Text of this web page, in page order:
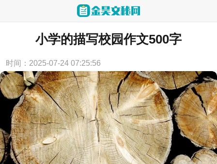
当前位置： 首页 > 论文范文
小学的描写校园作文500字
时间：2025-07-24 07:25:56